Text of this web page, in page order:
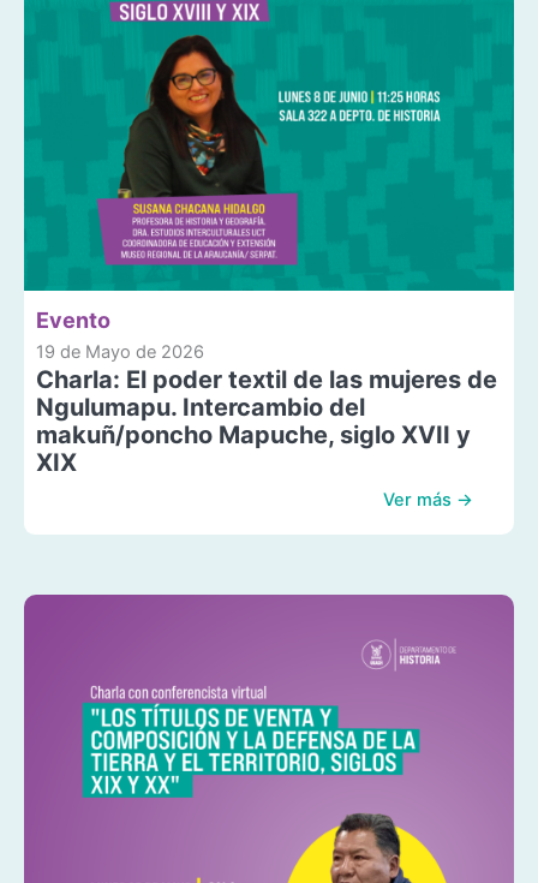
Evento
19 de Mayo de 2026
Charla: El poder textil de las mujeres de
Ngulumapu. Intercambio del
makuñ/poncho Mapuche, siglo XVII y
XIX
Ver más →